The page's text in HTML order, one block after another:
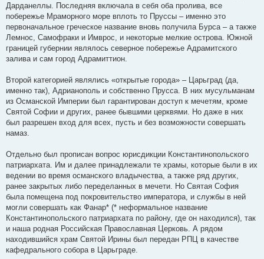
Дарданеллы. Последняя включала в себя оба пролива, все
побережье Мраморного море вплоть то Пруссы – именно это
первоначальное греческое название вновь получила Бурса – а также
Лемнос, Самофраки и Имврос, и некоторые мелкие острова. Южной
границей губернии являлось северное побережье Адрамитского
залива и сам город Адрамиттион.
Второй категорией являлись «открытые города» – Царьград (да,
именно так), Адрианополь и собственно Прусса. В них мусульманам
из Османской Империи был гарантирован доступ к мечетям, кроме
Святой Софии и других, ранее бывшими церквями. Но даже в них
был разрешен вход для всех, пусть и без возможности совершать
намаз.
Отдельно был прописан вопрос юрисдикции Константинопольского
патриархата. Им и далее принадлежали те храмы, которые были в их
ведении во время османского владычества, а также ряд других,
ранее закрытых либо переделанных в мечети. Но Святая София
была помещена под покровительство императора, и службы в ней
могли совершать как Фанар* (* неформальное название
Константинопольского патриархата по району, где он находился), так
и наша родная Российская Православная Церковь. А рядом
находившийся храм Святой Ирины был передан РПЦ в качестве
кафедрального собора в Царьграде.